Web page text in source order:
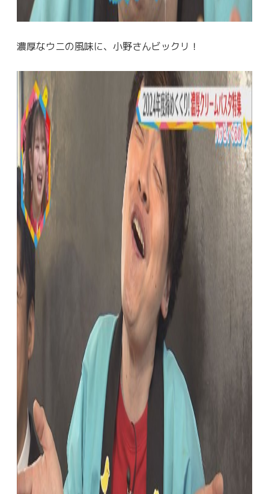
濃厚なウニの風味に、小野さんビックリ！